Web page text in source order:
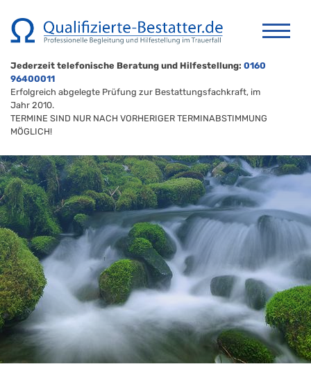
Jederzeit telefonische Beratung und Hilfestellung: 0160
96400011
Erfolgreich abgelegte Prüfung zur Bestattungsfachkraft, im
Jahr 2010.
TERMINE SIND NUR NACH VORHERIGER TERMINABSTIMMUNG
MÖGLICH!